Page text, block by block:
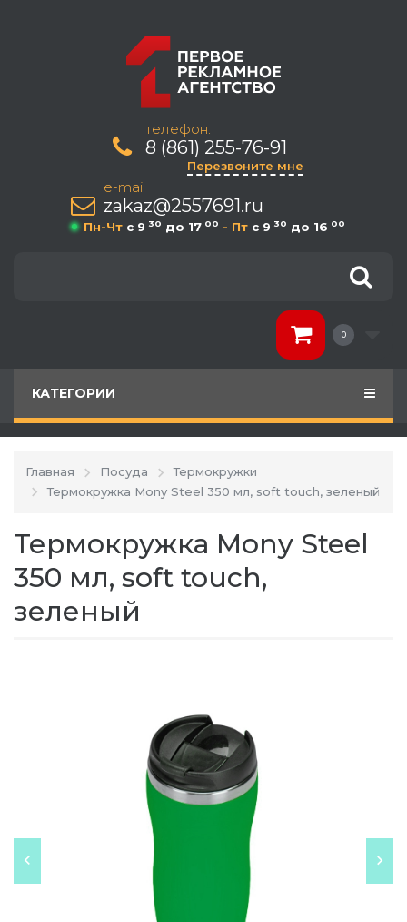
телефон:
8 (861) 255-76-91
Перезвоните мне
e-mail
zakaz@2557691.ru
Пн-Чт c 9 30 до 17 00 - Пт c 9 30 до 16 00
0
КАТЕГОРИИ
Главная Посуда
Термокружки
Термокружка Mony Steel 350 мл, soft touch, зеленый
Термокружка Mony Steel
350 мл, soft touch,
зеленый